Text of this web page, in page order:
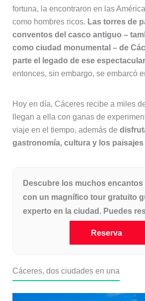
fortuna, la encontraron en las
como hombres ricos. Las torres de
conventos del casco antiguo –
como ciudad monumental – de
parte el legado de ese
entonces, sin embargo, se embarcó
Hoy en día, Cáceres recibe a miles
llegan a ella con ganas de
viaje en el tiempo, además de
gastronomía, cultura y los
Descubre los muchos encantos
con un magnífico tour gratuito
experto en la ciudad. Puedes
Reserva
Cáceres, dos ciudades en una